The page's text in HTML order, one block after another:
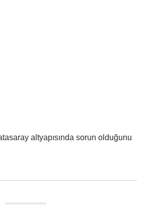
altyapısında sorun olduğunu